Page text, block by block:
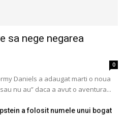
sa nege negarea
0
Daniels a adaugat marti o noua
nu au” daca a avut o aventura...
a folosit numele unui bogat